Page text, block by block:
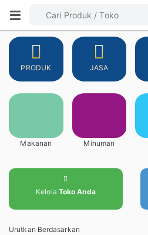
PRODUK JASA
Makanan Minuman
Kelola Toko Anda
Urutkan Berdasarkan